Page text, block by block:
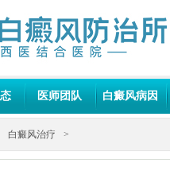
医师团队 白癜风病因
白癜风治疗 >